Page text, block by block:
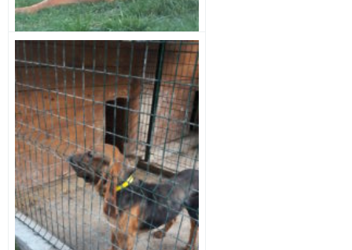
ISIS 1
LOF 002070/000507
Bruno St Hubert Français
Femelle
Mort